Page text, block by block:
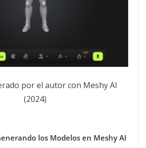
por el autor con Meshy AI
(2024)
los Modelos en Meshy AI